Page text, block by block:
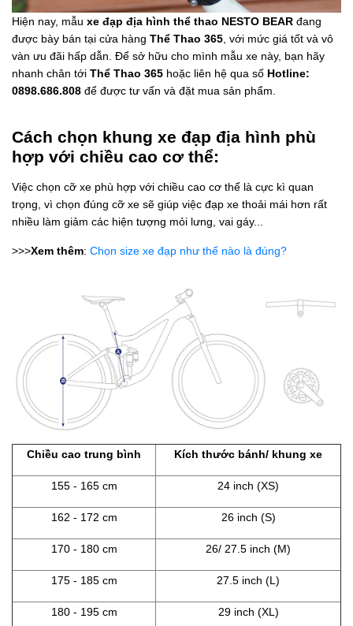
Hiện nay, mẫu xe đạp địa hình thể thao NESTO BEAR đang
được bày bán tại cửa hàng Thể Thao 365 , với mức giá tốt và vô
vàn ưu đãi hấp dẫn. Để sở hữu cho mình mẫu xe này, bạn hãy
nhanh chân tới Thể Thao 365 hoặc liên hệ qua số Hotline:
0898.686.808 để được tư vấn và đặt mua sản phẩm.
Cách chọn khung xe đạp địa hình phù
hợp với chiều cao cơ thể:
Việc chọn cỡ xe phù hợp với chiều cao cơ thể là cực kì quan
trọng, vì chọn đúng cỡ xe sẽ giúp việc đạp xe thoải mái hơn rất
nhiều làm giảm các hiện tượng mỏi lưng, vai gáy...
>>>Xem thêm: Chọn size xe đạp như thế nào là đúng?
Chiều cao trung bình Kích thước bánh/ khung xe
155 - 165 cm 24 inch (XS)
162 - 172 cm 26 inch (S)
170 - 180 cm 26/ 27.5 inch (M)
175 - 185 cm 27.5 inch (L)
180 - 195 cm 29 inch (XL)